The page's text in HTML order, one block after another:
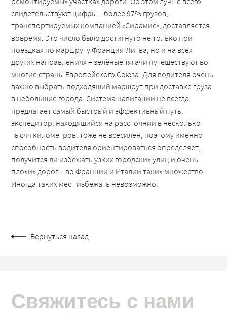
свидетельствуют цифры – более 97% грузов,
транспортируемых компанией «Сирамис», доставляется
вовремя. Это число было достигнуто не только при
поездках по маршруту Франция-Литва, но и на всех
других направлениях – зелёные тягачи путешествуют во
многие страны Европейского Союза. Для водителя очень
важно выбрать подходящий маршрут при доставке груза
в небольшие города. Система навигации не всегда
предлагает самый быстрый и эффективный путь,
экспедитор, находящийся на расстоянии в несколько
тысяч километров, тоже не всесилен, поэтому именно
способность водителя ориентироваться определяет,
получится ли избежать узких городских улиц и очень
плохих дорог – во Франции и Италии таких множество.
Иногда таких мест избежать невозможно.
Вернуться назад
Свяжитесь с нами